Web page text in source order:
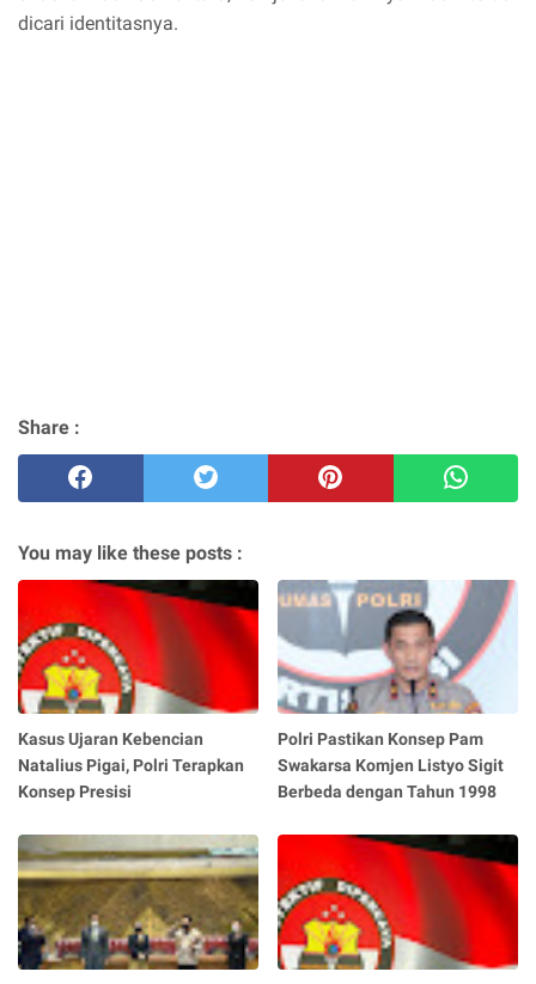
dicari identitasnya.
Share :
You may like these posts :
Kasus Ujaran Kebencian
Natalius Pigai, Polri Terapkan
Konsep Presisi
Polri Pastikan Konsep Pam
Swakarsa Komjen Listyo Sigit
Berbeda dengan Tahun 1998